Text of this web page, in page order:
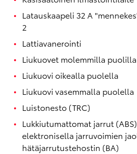
Corolla Touring Sports
HYBRIDI
Latauskaapeli 32 A
2
Lattiavanerointi
Liukuovet molemmilla puolilla
Liukuovi oikealla puolella
Liukuovi vasemmalla puolella
Luistonesto (TRC)
Lukkiutumattomat jarrut (ABS)
elektronisella jarruvoimien
hätäjarrutustehostin (BA)